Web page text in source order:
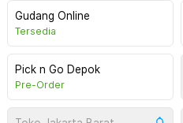
Gudang Online
Tersedia
Pick n Go Depok
Pre-Order